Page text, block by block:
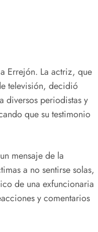
Errejón. La actriz, que
televisión, decidió
diversos periodistas y
que su testimonio
mensaje de la
a no sentirse solas,
de una exfuncionaria
y comentarios